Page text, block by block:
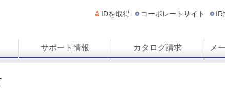
IDを取得 コーポレートサイト IR
サポート情報 カタログ請求 メ